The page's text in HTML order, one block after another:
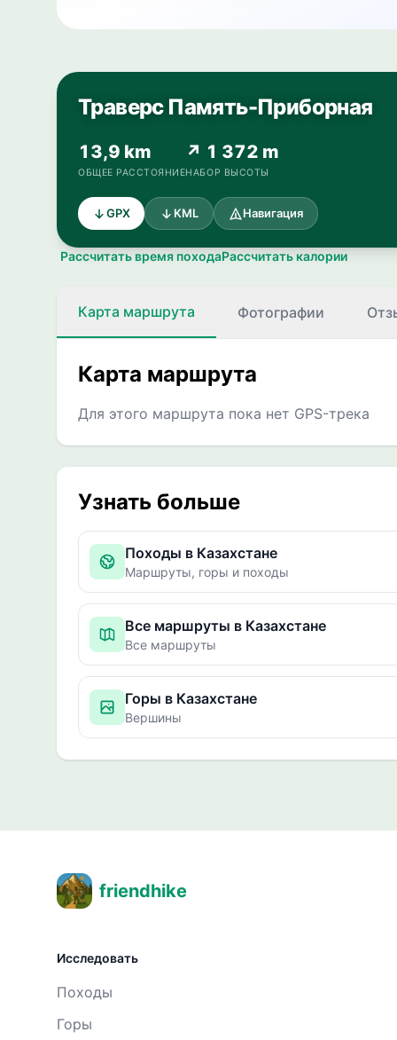
Траверс Память-Приборная
13,9 km
ОБЩЕЕ РАССТОЯНИЕ
↗ 1 372 m
НАБОР ВЫСОТЫ
GPX KML Навигация
Рассчитать время походаРассчитать калории
Карта маршрута Фотографии
Карта маршрута
Для этого маршрута пока нет GPS-трека
Узнать больше
Походы в Казахстане
Маршруты, горы и походы
Все маршруты в Казахстане
Все маршруты
Горы в Казахстане
Вершины
friendhike
Исследовать
Походы
Горы